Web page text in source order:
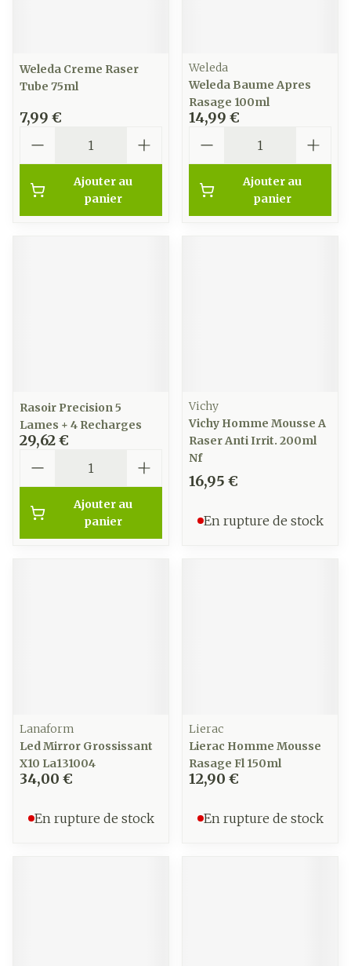
Weleda Creme Raser
Tube 75ml
7,99 €
Ajouter au
panier
Weleda
Weleda Baume Apres
Rasage 100ml
14,99 €
Ajouter au
panier
Rasoir Precision 5
Lames + 4 Recharges
29,62 €
Ajouter au
panier
Vichy
Vichy Homme Mousse A
Raser Anti Irrit. 200ml
Nf
16,95 €
En rupture de stock
Lanaform
Led Mirror Grossissant
X10 La131004
34,00 €
En rupture de stock
Lierac
Lierac Homme Mousse
Rasage Fl 150ml
12,90 €
En rupture de stock